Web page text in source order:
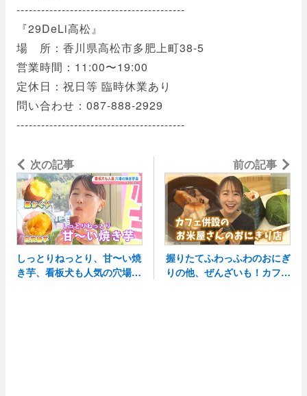
-----------------------------------------
『29DeLi高松』
場 所：香川県高松市多肥上町38-5
営業時間：11:00〜19:00
定休日：祝日等 臨時休業あり
問い合わせ：087-888-2929
-----------------------------------------
次の記事
しっとりねっとり、甘〜い焼
き芋、看板犬も人気の穴場焼
前の記事
握りたてふわっふわのおにぎ
りの他、ぜんざいも！カフェ